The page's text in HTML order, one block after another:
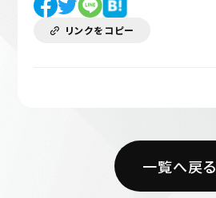
リンクをコピー
一覧へ戻る